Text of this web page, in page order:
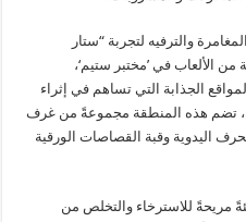
والترفيه لتجربة “ستار
من الألعاب في ’مختبر ستيم‘،
الجذابة التي تساهم في إثراء
تضم هذه المنطقة مجموعةً من غرف
اليدوية وقبة القصاصات الورقية
مريحةً للاسترخاء والتخلص من